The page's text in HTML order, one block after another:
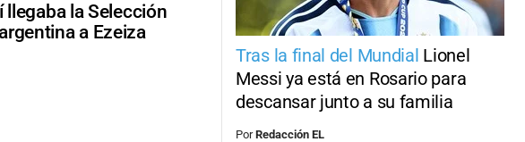
llegaba la Selección
a Ezeiza
Tras la final del Mundial Lionel
Messi ya está en Rosario para
descansar junto a su familia
PorRedacción EL